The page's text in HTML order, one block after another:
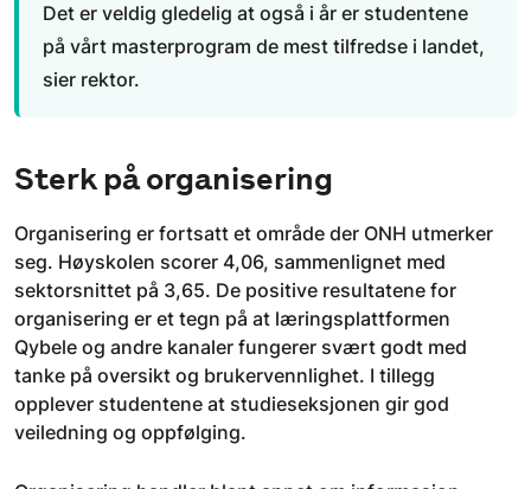
Det er veldig gledelig at også i år er studentene
på vårt masterprogram de mest tilfredse i landet,
sier rektor.
Sterk på organisering
Organisering er fortsatt et område der ONH utmerker
seg. Høyskolen scorer 4,06, sammenlignet med
sektorsnittet på 3,65. De positive resultatene for
organisering er et tegn på at læringsplattformen
Qybele og andre kanaler fungerer svært godt med
tanke på oversikt og brukervennlighet. I tillegg
opplever studentene at studieseksjonen gir god
veiledning og oppfølging.